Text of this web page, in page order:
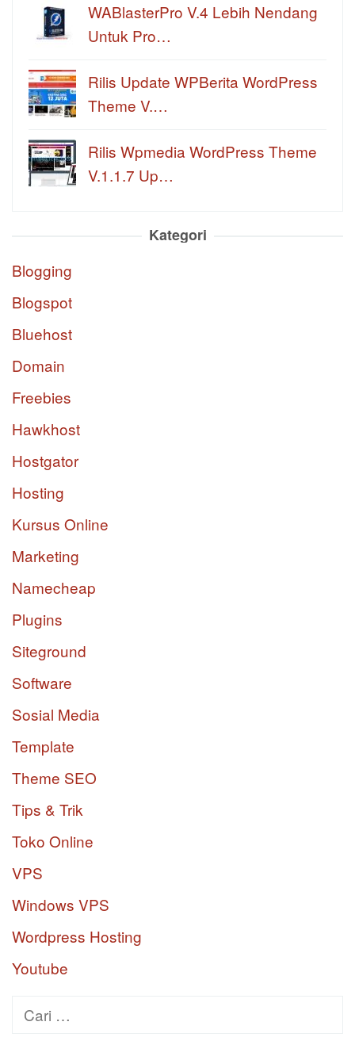
WABlasterPro V.4 Lebih Nendang
Untuk Pro…
Rilis Update WPBerita WordPress
Theme V.…
Rilis Wpmedia WordPress Theme
V.1.1.7 Up…
Kategori
Blogging
Blogspot
Bluehost
Domain
Freebies
Hawkhost
Hostgator
Hosting
Kursus Online
Marketing
Namecheap
Plugins
Siteground
Software
Sosial Media
Template
Theme SEO
Tips & Trik
Toko Online
VPS
Windows VPS
Wordpress Hosting
Youtube
Cari